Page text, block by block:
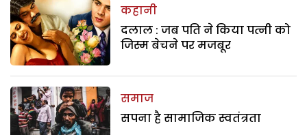
कहानी
दलाल : जब पति ने किया पत्नी को
जिस्म बेचने पर मजबूर
समाज
सपना है सामाजिक स्वतंत्रता